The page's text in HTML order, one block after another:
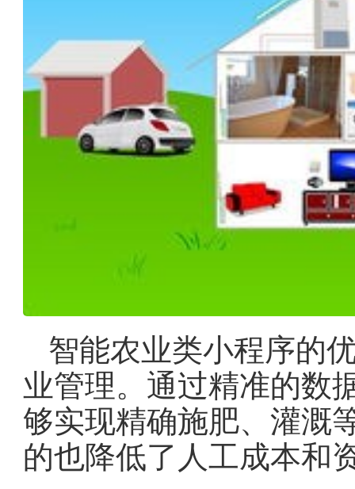
智能农业类小程序的
业管理。通过精准的数
够实现精确施肥、灌溉
的也降低了人工成本和